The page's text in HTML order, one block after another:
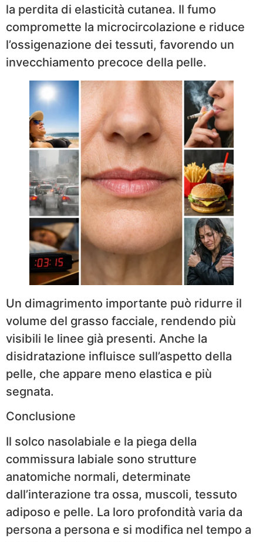
la perdita di elasticità cutanea. Il fumo
compromette la microcircolazione e riduce
l’ossigenazione dei tessuti, favorendo un
invecchiamento precoce della pelle.
Un dimagrimento importante può ridurre il
volume del grasso facciale, rendendo più
visibili le linee già presenti. Anche la
disidratazione influisce sull’aspetto della
pelle, che appare meno elastica e più
segnata.
Conclusione
Il solco nasolabiale e la piega della
commissura labiale sono strutture
anatomiche normali, determinate
dall’interazione tra ossa, muscoli, tessuto
adiposo e pelle. La loro profondità varia da
persona a persona e si modifica nel tempo a